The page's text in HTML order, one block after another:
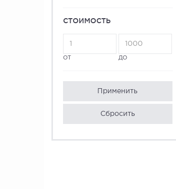
СТОИМОСТЬ
ОТ ДО
Применить
Сбросить